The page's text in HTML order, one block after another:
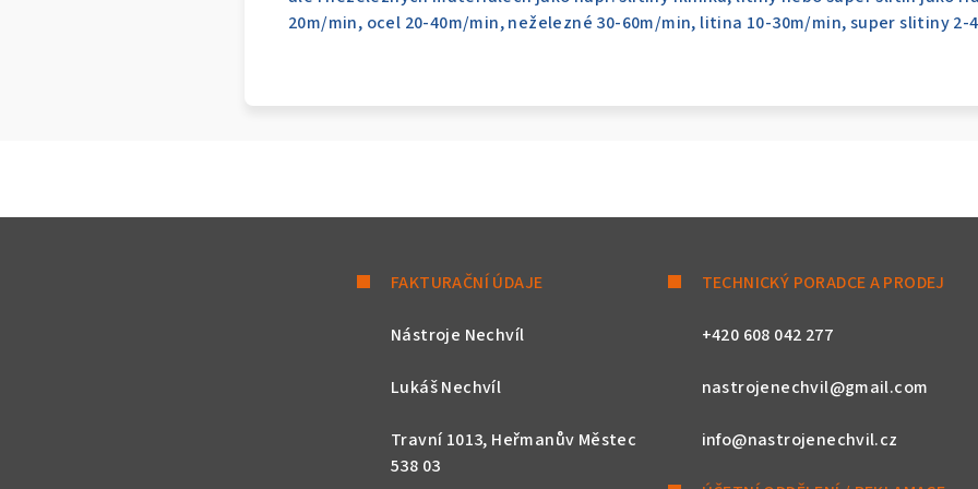
20m/min, ocel 20-40m/min, neželezné 30-60m/min, litina 10-30m/min, super slitiny 2-
FAKTURAČNÍ ÚDAJE
Nástroje Nechvíl
Lukáš Nechvíl
Travní 1013, Heřmanův Městec
538 03
TECHNICKÝ PORADCE A PRODEJ
+420 608 042 277
nastrojenechvil@gmail.com
info@nastrojenechvil.cz